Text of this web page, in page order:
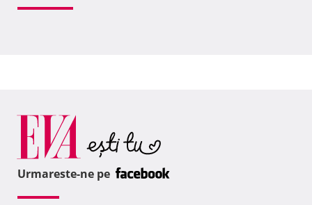
Urmareste-ne pe